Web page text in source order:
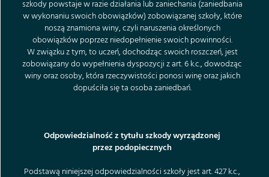
szkody powstaje w razie działania lub zaniechania (zaniedbania
w wykonaniu swoich obowiązków) zobowiązanej szkoły, które
noszą znamiona winy, czyli naruszenia określonych
obowiązków poprzez niedopełnienie swoich powinności.
W związku z tym, to uczeń, dochodząc swoich roszczeń, jest
zobowiązany do wypełnienia dyspozycji z art. 6 k.c., dowodząc
winy oraz osoby, która rzeczywistości ponosi winę oraz jakich
dopuściła się ta osoba zaniedbań.
Odpowiedzialność z tytułu szkody wyrządzonej
przez podopiecznych
Podstawą niniejszej odpowiedzialności szkoły jest art. 427 k.c.,